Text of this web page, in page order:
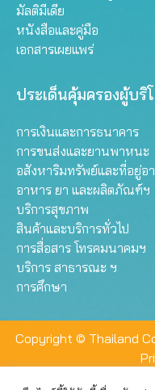
มัลติมีเดีย
หนังสือและคู่มือ
เอกสารเผยแพร่
ประเด็นคุ้มครองผู้บริ
การเงินและการธนาคาร
การขนส่งและยานพาหนะ
อสังหาริมทรัพย์และที่อยู่อ
อาหาร ยา และผลิตภัณฑ์ฯ
บริการสุขภาพ
สินค้าและบริการทั่วไป
การสื่อสาร โทรคมนาคมฯ
บริการ สาธารณะ ฯ
การศึกษา
Copyright © Thailand